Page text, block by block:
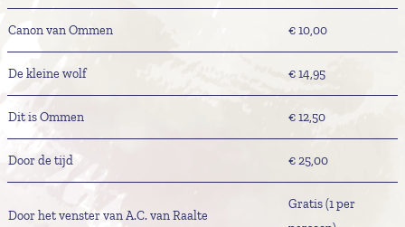
Canon van Ommen € 10,00
De kleine wolf € 14,95
Dit is Ommen € 12,50
Door de tijd € 25,00
Door het venster van A.C. van Raalte
Gratis (1 per